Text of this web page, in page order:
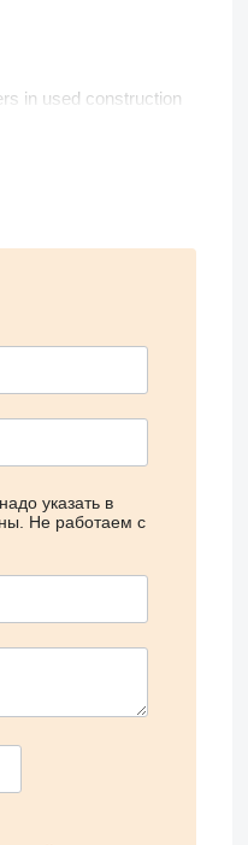
in used construction
указать в
Не работаем с